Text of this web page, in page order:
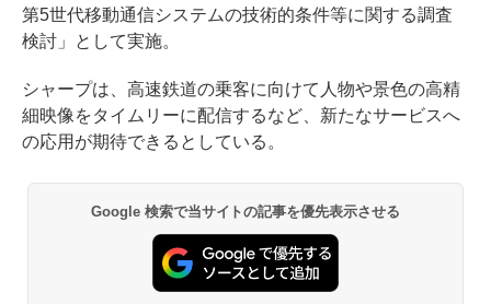
第5世代移動通信システムの技術的条件等に関する調査
検討」として実施。
シャープは、高速鉄道の乗客に向けて人物や景色の高精
細映像をタイムリーに配信するなど、新たなサービスへ
の応用が期待できるとしている。
Google 検索で当サイトの記事を優先表示させる